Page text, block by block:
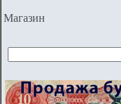
Магазин